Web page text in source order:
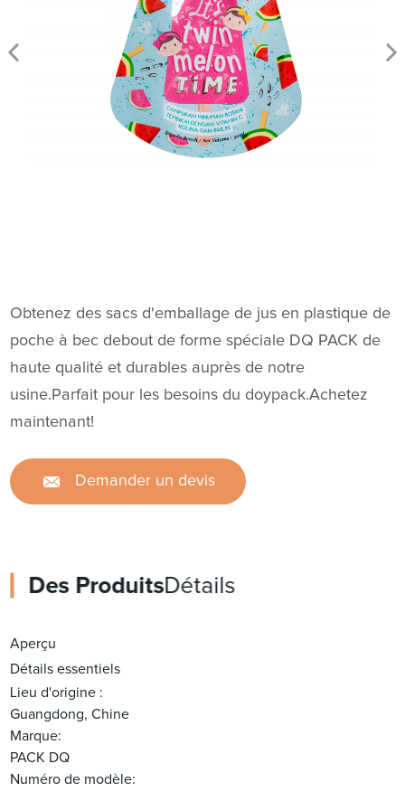
Obtenez des sacs d'emballage de jus en plastique de
poche à bec debout de forme spéciale DQ PACK de
haute qualité et durables auprès de notre
usine.Parfait pour les besoins du doypack.Achetez
maintenant!
Demander un devis
Des ProduitsDétails
Aperçu
Détails essentiels
Lieu d'origine :
Guangdong, Chine
Marque:
PACK DQ
Numéro de modèle: